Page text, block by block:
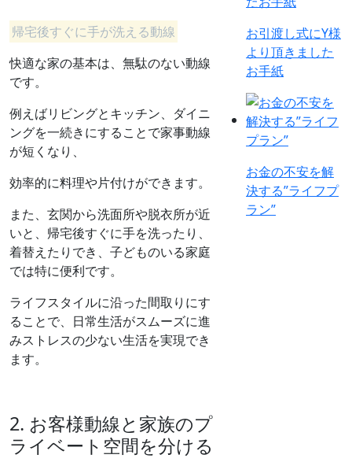
帰宅後すぐに手が洗える動線
快適な家の基本は、無駄のない動線
です。
例えばリビングとキッチン、ダイニ
ングを一続きにすることで家事動線
が短くなり、
効率的に料理や片付けができます。
また、玄関から洗面所や脱衣所が近
いと、帰宅後すぐに手を洗ったり、
着替えたりでき、子どものいる家庭
では特に便利です。
ライフスタイルに沿った間取りにす
ることで、日常生活がスムーズに進
みストレスの少ない生活を実現でき
ます。
2. お客様動線と家族のプ
ライベート空間を分ける
お引渡し式にY様
より頂きました
お手紙
お金の不安を解
決する”ライフプ
ラン”